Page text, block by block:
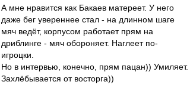
А мне нравится как Бакаев матереет. У него
даже бег увереннее стал - на длинном шаге
мяч ведёт, корпусом работает прям на
дриблинге - мяч обороняет. Наглеет по-
игроцки.
Но в интервью, конечно, прям пацан)) Умиляет.
Захлёбывается от восторга))